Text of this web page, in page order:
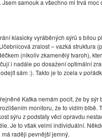
samouk a všechno mi trvá moc
klasicky vyráběných sýrů s bílou
zralost – vazká struktura
(nikoliv zkamenělý tvaroh),
i nadále po dosažení optimální
sám :). Takto je to zcela v
Katka nemám pocit, že by
monitoru, že to vidím blbě.
sýru z podstaty věci opravdu
Je to však velmi individuální.
raději pevnější jemný.